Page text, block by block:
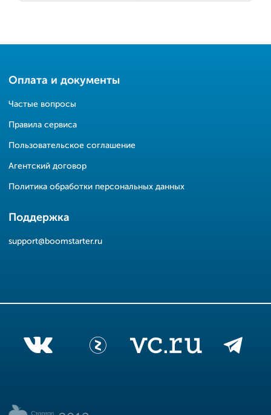
Оплата и документы
Частые вопросы
Правила сервиса
Пользовательское соглашение
Агентский договор
Политика обработки персональных данных
Поддержка
support@boomstarter.ru